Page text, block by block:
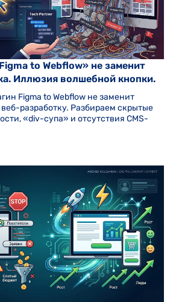
to Webflow» не заменит
Иллюзия волшебной кнопки.
Figma to Webflow не заменит
разработку. Разбираем скрытые
«div-супа» и отсутствия CMS-